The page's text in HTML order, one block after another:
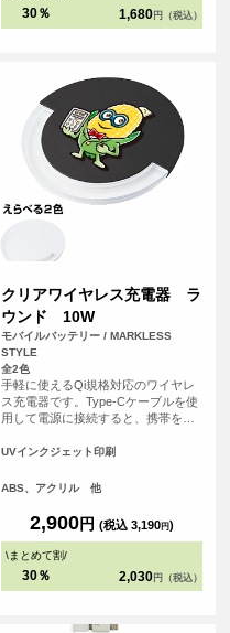
30％ 1,680 円（税込）
クリアワイヤレス充電器 ラ
ウンド 10W
モバイルバッテリー / MARKLESS
STYLE
全2色
手軽に使えるQi規格対応のワイヤレ
ス充電器です。Type-Cケーブルを使
用して電源に接続すると、携帯を置
アクリルを使用したことで、光が反
きれいに点灯するため、置いている
ベーシックでお使いいただきやすい
ブラック・ホワイトの2色展開です。
自宅やオフィスなどでインテリア感
イベントの記念品やお店のオリジナ
UVインクジェット印刷
ABS、アクリル 他
2,900円 (税込 3,190円)
\まとめて割/
30％ 2,030 円（税込）